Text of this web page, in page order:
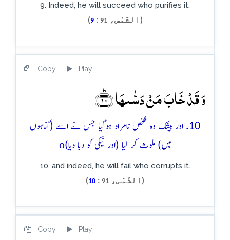
9. Indeed, he will succeed who purifies it,
(الشَّمْس،91
:
9
)
Play
Copy
وَ قَدۡ خَابَ مَنۡ دَسّٰىہَا ﴿ؕ۱۰﴾
10. اور بیشک وہ شخص نامراد ہوگیا جس نے اسے (گناہوں
میں) ملوث کر لیا (اور نیکی کو دبا دیا)o
10. and indeed, he will fail who corrupts it.
(الشَّمْس، 91
:
10
)
Play
Copy